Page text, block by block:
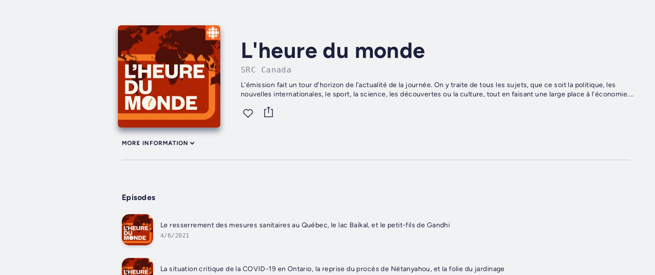
L'heure du monde
SRC Canada
L'émission fait un tour d'horizon de l'actualité de la journée. On y traite de tous les sujets, que ce soit la politique, les
nouvelles internationales, le sport, la science, les découvertes ou la culture, tout en faisant une large place à l'économie....
MORE INFORMATION
Episodes
Le resserrement des mesures sanitaires au Québec, le lac Baïkal, et le petit-fils de Gandhi
4/6/2021
La situation critique de la COVID-19 en Ontario, la reprise du procès de Nétanyahou, et la folie du jardinage